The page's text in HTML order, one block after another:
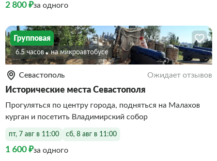
2 800 ₽за одного
Групповая
6.5 часов На микроавтобусе
Севастополь Ожидает отзывов
Исторические места Севастополя
Прогуляться по центру города, подняться на Малахов
курган и посетить Владимирский собор
пт, 7 авг в 11:00 сб, 8 авг в 11:00
1 600 ₽за одного